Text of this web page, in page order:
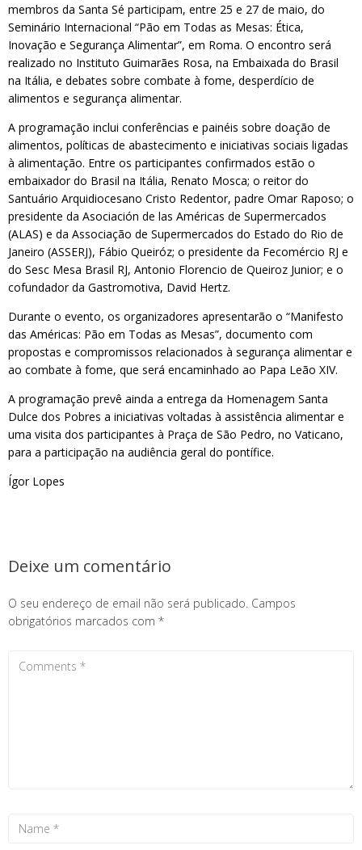
membros da Santa Sé participam, entre 25 e 27 de maio, do
Seminário Internacional “Pão em Todas as Mesas: Ética,
Inovação e Segurança Alimentar”, em Roma. O encontro será
realizado no Instituto Guimarães Rosa, na Embaixada do Brasil
na Itália, e debates sobre combate à fome, desperdício de
alimentos e segurança alimentar.
A programação inclui conferências e painéis sobre doação de
alimentos, políticas de abastecimento e iniciativas sociais ligadas
à alimentação. Entre os participantes confirmados estão o
embaixador do Brasil na Itália, Renato Mosca; o reitor do
Santuário Arquidiocesano Cristo Redentor, padre Omar Raposo; o
presidente da Asociación de las Américas de Supermercados
(ALAS) e da Associação de Supermercados do Estado do Rio de
Janeiro (ASSERJ), Fábio Queiróz; o presidente da Fecomércio RJ e
do Sesc Mesa Brasil RJ, Antonio Florencio de Queiroz Junior; e o
cofundador da Gastromotiva, David Hertz.
Durante o evento, os organizadores apresentarão o “Manifesto
das Américas: Pão em Todas as Mesas”, documento com
propostas e compromissos relacionados à segurança alimentar e
ao combate à fome, que será encaminhado ao Papa Leão XIV.
A programação prevê ainda a entrega da Homenagem Santa
Dulce dos Pobres a iniciativas voltadas à assistência alimentar e
uma visita dos participantes à Praça de São Pedro, no Vaticano,
para a participação na audiência geral do pontífice.
Ígor Lopes
Deixe um comentário
O seu endereço de email não será publicado. Campos
obrigatórios marcados com *